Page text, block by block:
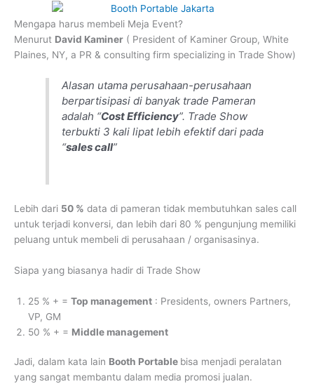
Mengapa harus membeli Meja Event?
Menurut David Kaminer ( President of Kaminer Group, White
Plaines, NY, a PR & consulting firm specializing in Trade Show)
Alasan utama perusahaan-perusahaan
berpartisipasi di banyak trade Pameran
adalah “Cost Efficiency”. Trade Show
terbukti 3 kali lipat lebih efektif dari pada
“sales call”
Lebih dari 50 % data di pameran tidak membutuhkan sales call
untuk terjadi konversi, dan lebih dari 80 % pengunjung memiliki
peluang untuk membeli di perusahaan / organisasinya.
Siapa yang biasanya hadir di Trade Show
25 % + = Top management : Presidents, owners Partners,
VP, GM
50 % + = Middle management
Jadi, dalam kata lain Booth Portable bisa menjadi peralatan
yang sangat membantu dalam media promosi jualan.